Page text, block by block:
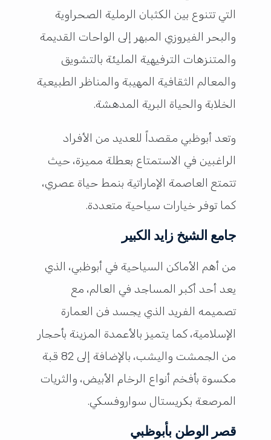
التي تتنوع بين الكثبان الرملية الصحراوية
والبحر الفيروزي المبهر إلى الواحات القديمة
والمتنزهات الترفيهية المليئة بالتشويق
والمعالم الثقافية المهيبة والمناظر الطبيعية
الخلابة والحياة البرية المدهشة.
وتعد أبوظبي مقصداً للعديد من الأفراد
الراغبين في الاستمتاع بعطلة مميزة، حيث
تتمتع العاصمة الإماراتية بنمط حياة عصري،
كما توفر خيارات سياحية متعددة.
جامع الشيخ زايد الكبير
من أهم الأماكن السياحية في أبوظبي، الذي
يعد أحد أكبر المساجد في العالم، مع
تصميمه الفريد الذي يجسد فن العمارة
الإسلامية، كما يتميز بالأعمدة المزينة بأحجار
من الجمشت واليشب، بالإضافة إلى 82 قبة
مكسوة بأفخم أنواع الرخام الأبيض، والثريات
المرصعة بكريستال سواروفسكي.
قصر الوطن بأبوظبي